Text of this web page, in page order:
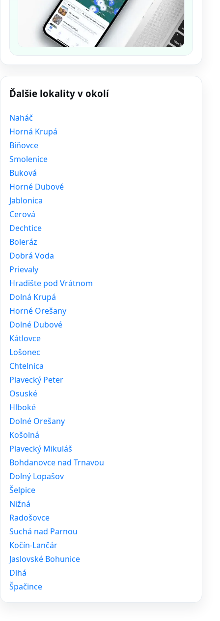
Ďalšie lokality v okolí
Naháč
Horná Krupá
Bíňovce
Smolenice
Buková
Horné Dubové
Jablonica
Cerová
Dechtice
Boleráz
Dobrá Voda
Prievaly
Hradište pod Vrátnom
Dolná Krupá
Horné Orešany
Dolné Dubové
Kátlovce
Lošonec
Chtelnica
Plavecký Peter
Osuské
Hlboké
Dolné Orešany
Košolná
Plavecký Mikuláš
Bohdanovce nad Trnavou
Dolný Lopašov
Šelpice
Nižná
Radošovce
Suchá nad Parnou
Kočín-Lančár
Jaslovské Bohunice
Dlhá
Špačince